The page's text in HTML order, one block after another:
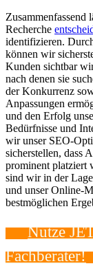
Zusammenfassend
Recherche
identifizieren.
können wir
Kunden sichtbar
nach denen sie
der Konkurrenz
Anpassungen
und den Erfolg
Bedürfnisse und
wir unser SEO-
sicherstellen, dass
prominent platziert
sind wir in der
und unser Online-
bestmöglichen
Nutze‌
Fachberater!